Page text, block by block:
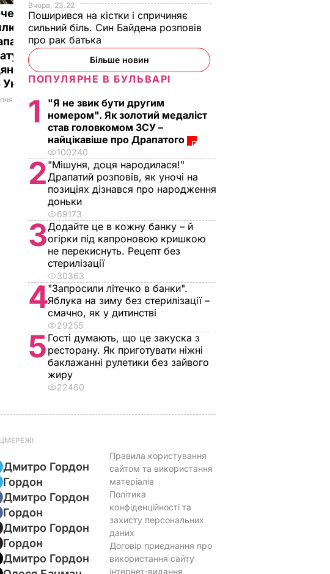
там
цілувати".
пригадав
із
фільму
Україну
08.08БУЛЬВАР
"Що дивитеся?
Пишіть рецепт!"
Знамениті
херсонські
помідори, які можна
їсти вже на другий
день
8 серпня, 23.55БУЛЬВАР
Вчора, 23.22
Поширився на кістки і спричиняє
сильний біль. Син Байдена розповів
про рак батька
Більше новин
ПОПУЛЯРНЕ В БУЛЬВАРІ
1
"Я не звик бути другим
номером". Як золотий медаліст
став головкомом ЗСУ –
найцікавіше про Драпатого
100240
2 "Мішуня, доця народилася!"
Драпатий розповів, як уночі на
позиціях дізнався про народження
доньки
69173
3Додайте це в кожну банку – й
огірки під капроновою кришкою
не перекиснуть. Рецепт без
стерилізації
30363
4"Запросили літечко в банки".
Яблука на зиму без стерилізації –
смачно, як у дитинстві
29255
5 Гості думають, що це закуска з
ресторану. Як приготувати ніжні
баклажанні рулетики без зайвого
жиру
22460
Дмитро Гордон
Гордон
Дмитро Гордон
Гордон
Дмитро Гордон
Гордон
Дмитро Гордон
Правила користування
сайтом та використання
матеріалів
Політика
конфіденційності та
захисту персональних
даних
Договір приєднання про
використання сайту
інтернет-видання